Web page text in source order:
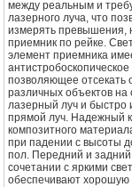
между реальным и
лазерного луча, что
измерять превышения,
приемник по рейке.
элемент приемника
антистробоскопическое
позволяющее отсекать
различных объектов
лазерный луч и быстро
прямой луч. Надежный
композитного
при падении с высоты
пол. Передний и
сочетании с яркими
обеспечивают хорошую